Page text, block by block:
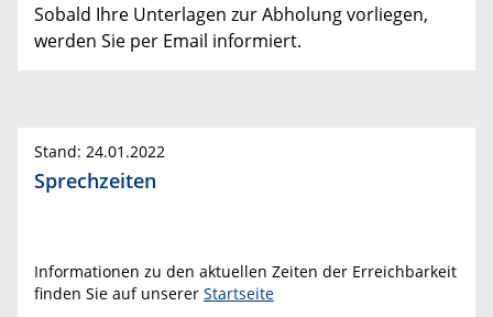
Sobald Ihre Unterlagen zur Abholung vorliegen,
werden Sie per Email informiert.
Stand: 24.01.2022
Sprechzeiten
Informationen zu den aktuellen Zeiten der Erreichbarkeit
finden Sie auf unserer Startseite